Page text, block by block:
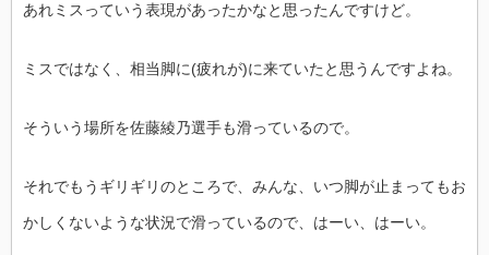
あれミスっていう表現があったかなと思ったんですけど。
ミスではなく、相当脚に(疲れが)に来ていたと思うんですよね。
そういう場所を佐藤綾乃選手も滑っているので。
それでもうギリギリのところで、みんな、いつ脚が止まってもお
かしくないような状況で滑っているので、はーい、はーい。